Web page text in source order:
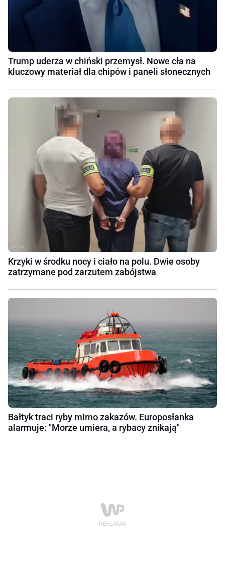
Trump uderza w chiński przemysł. Nowe cła na
kluczowy materiał dla chipów i paneli słonecznych
Krzyki w środku nocy i ciało na polu. Dwie osoby
zatrzymane pod zarzutem zabójstwa
Bałtyk traci ryby mimo zakazów. Europosłanka
alarmuje: "Morze umiera, a rybacy znikają"